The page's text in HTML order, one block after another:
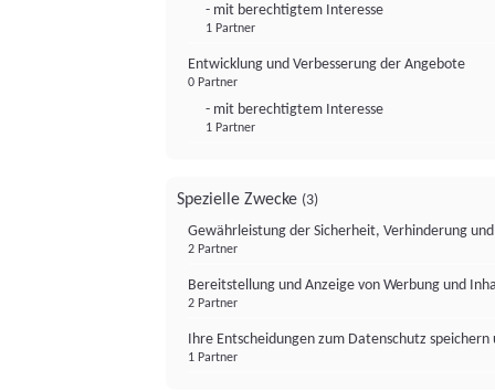
- mit berechtigtem Interesse
1 Partner
Entwicklung und Verbesserung der Angebote
0 Partner
- mit berechtigtem Interesse
1 Partner
Spezielle Zwecke (3)
Gewährleistung der Sicherheit, Verhinderung
2 Partner
Bereitstellung und Anzeige von Werbung und
2 Partner
Ihre Entscheidungen zum Datenschutz
1 Partner